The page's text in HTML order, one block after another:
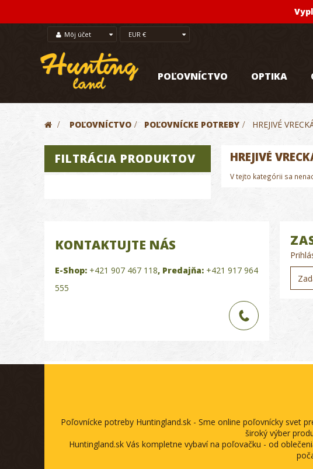
Môj účet EUR €
POĽOVNÍCTVO OPTIKA
> POĽOVNÍCTVO > POĽOVNÍCKE POTREBY > HREJIVÉ
FILTRÁCIA PRODUKTOV HREJIVÉ
V tejto kategórii sa
KONTAKTUJTE NÁS
E-Shop: +421 907 467 118, Predajňa: +421 917 964
555
Poľovnícke potreby Huntingland.sk - Sme online poľovnícky svet
široký výber
Huntingland.sk Vás kompletne vybaví na poľovačku - od